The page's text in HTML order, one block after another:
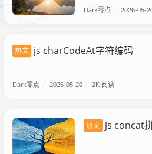
Dark零点 / 2026-05-
热文 js charCodeAt字符编码
Dark零点 2026-05-20 2K 阅读
热文 js concat